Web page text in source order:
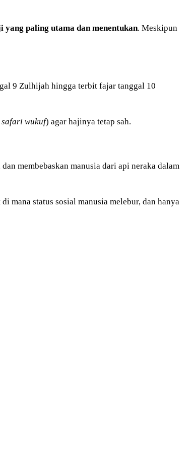
paling utama dan menentukan. Meskipun
9 Zulhijah hingga terbit fajar tanggal 10
safari wukuf) agar hajinya tetap sah.
membebaskan manusia dari api neraka dalam
mana status sosial manusia melebur, dan hanya